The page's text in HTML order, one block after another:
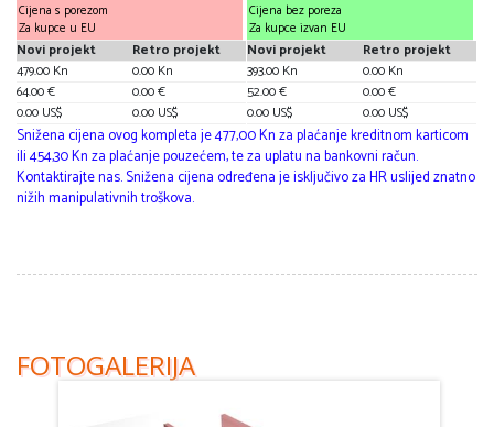
Cijena s porezom
Za kupce u EU
Novi projekt
Retro projekt
479.00 Kn
0.00 Kn
64.00 €
0.00 €
0.00 US$
0.00 US$
Cijena bez poreza
Za kupce izvan EU
Novi projekt
Retro projekt
393.00 Kn
0.00 Kn
52.00 €
0.00 €
0.00 US$
0.00 US$
Snižena cijena ovog kompleta je 477,00 Kn za plaćanje kreditnom karticom
ili 454,30 Kn za plaćanje pouzećem, te za uplatu na bankovni račun.
Kontaktirajte nas. Snižena cijena određena je isključivo za HR uslijed znatno
nižih manipulativnih troškova.
FOTOGALERIJA